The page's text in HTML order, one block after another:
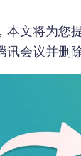
文将为您
会议并删